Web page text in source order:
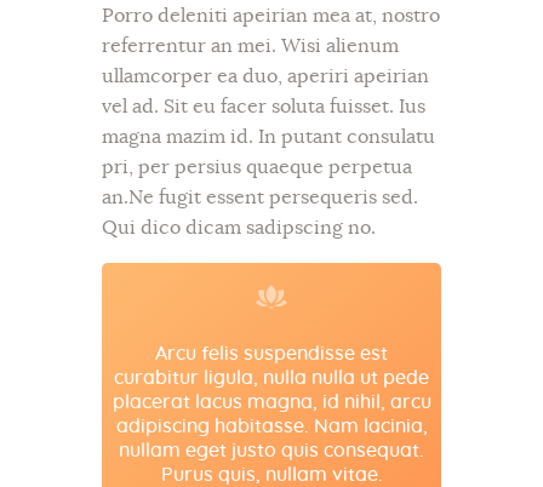
Porro deleniti apeirian mea at, nostro
referrentur an mei. Wisi alienum
ullamcorper ea duo, aperiri apeirian
vel ad. Sit eu facer soluta fuisset. Ius
magna mazim id. In putant consulatu
pri, per persius quaeque perpetua
an.Ne fugit essent persequeris sed.
Qui dico dicam sadipscing no.
Arcu felis suspendisse est
curabitur ligula, nulla nulla ut pede
placerat lacus magna, id nihil, arcu
adipiscing habitasse. Nam lacinia,
nullam eget justo quis consequat.
Purus quis, nullam vitae.